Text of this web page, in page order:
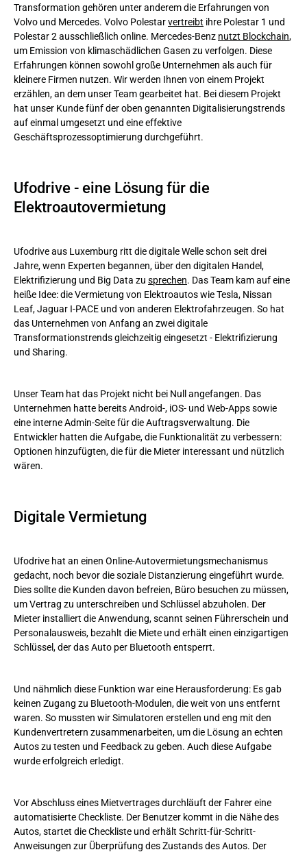
Transformation gehören unter anderem die Erfahrungen von
Volvo und Mercedes. Volvo Polestarvertreibt ihre Polestar 1 und
Polestar 2 ausschließlich online. Mercedes-Benz nutzt Blockchain,
um Emission von klimaschädlichen Gasen zu verfolgen. Diese
Erfahrungen können sowohl große Unternehmen als auch für
kleinere Firmen nutzen. Wir werden Ihnen von einem Projekt
erzählen, an dem unser Team gearbeitet hat. Bei diesem Projekt
hat unser Kunde fünf der oben genannten Digitalisierungstrends
auf einmal umgesetzt und eine effektive
Geschäftsprozessoptimierung durchgeführt.
Ufodrive - eine Lösung für die
Elektroautovermietung
Ufodrive aus Luxemburg ritt die digitale Welle schon seit drei
Jahre, wenn Experten begannen, über den digitalen Handel,
Elektrifizierung und Big Data zu sprechen. Das Team kam auf eine
heiße Idee: die Vermietung von Elektroautos wie Tesla, Nissan
Leaf, Jaguar I-PACE und von anderen Elektrofahrzeugen. So hat
das Unternehmen von Anfang an zwei digitale
Transformationstrends gleichzeitig eingesetzt - Elektrifizierung
und Sharing.
Unser Team hat das Projekt nicht bei Null angefangen. Das
Unternehmen hatte bereits Android-, iOS- und Web-Apps sowie
eine interne Admin-Seite für die Auftragsverwaltung. Die
Entwickler hatten die Aufgabe, die Funktionalität zu verbessern:
Optionen hinzufügten, die für die Mieter interessant und nützlich
wären.
Digitale Vermietung
Ufodrive hat an einen Online-Autovermietungsmechanismus
gedacht, noch bevor die soziale Distanzierung eingeführt wurde.
Dies sollte die Kunden davon befreien, Büro besuchen zu müssen,
um Vertrag zu unterschreiben und Schlüssel abzuholen. Der
Mieter installiert die Anwendung, scannt seinen Führerschein und
Personalausweis, bezahlt die Miete und erhält einen einzigartigen
Schlüssel, der das Auto per Bluetooth entsperrt.
Und nähmlich diese Funktion war eine Herausforderung: Es gab
keinen Zugang zu Bluetooth-Modulen, die weit von uns entfernt
waren. So mussten wir Simulatoren erstellen und eng mit den
Kundenvertretern zusammenarbeiten, um die Lösung an echten
Autos zu testen und Feedback zu geben. Auch diese Aufgabe
wurde erfolgreich erledigt.
Vor Abschluss eines Mietvertrages durchläuft der Fahrer eine
automatisierte Checkliste. Der Benutzer kommt in die Nähe des
Autos, startet die Checkliste und erhält Schritt-für-Schritt-
Anweisungen zur Überprüfung des Zustands des Autos. Der